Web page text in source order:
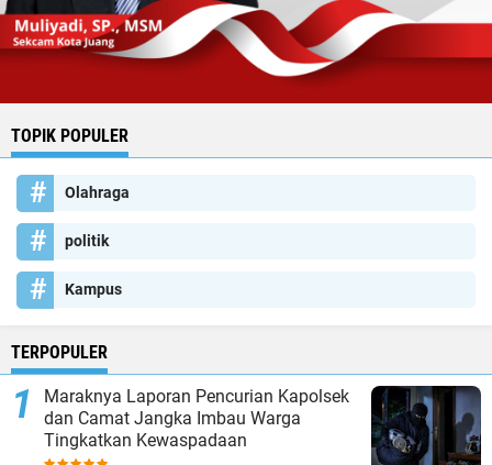
TOPIK POPULER
Olahraga
politik
Kampus
TERPOPULER
Maraknya Laporan Pencurian Kapolsek
dan Camat Jangka Imbau Warga
Tingkatkan Kewaspadaan